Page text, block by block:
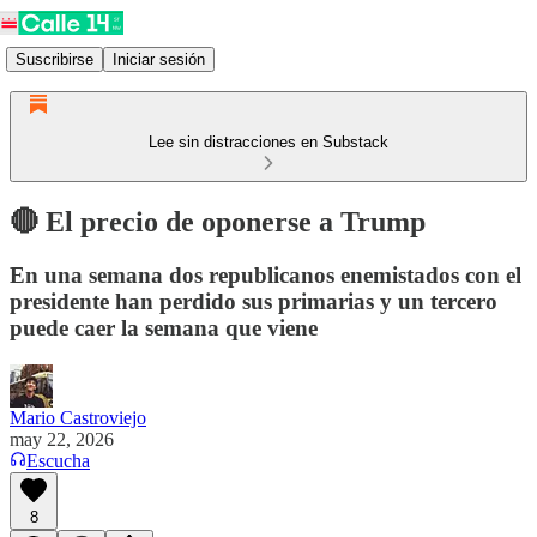
Suscribirse Iniciar sesión
Lee sin distracciones en Substack
🔴 El precio de oponerse a Trump
En una semana dos republicanos enemistados con el
presidente han perdido sus primarias y un tercero
puede caer la semana que viene
Mario Castroviejo
may 22, 2026
Escucha
8